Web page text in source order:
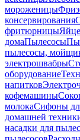
мороженицы
консервирования
фритюрницы
домаПылесосы
пылесосы,
электрошвабры
оборудование
напитков
кофемашины
молокаСифоны
домашней
насадки для